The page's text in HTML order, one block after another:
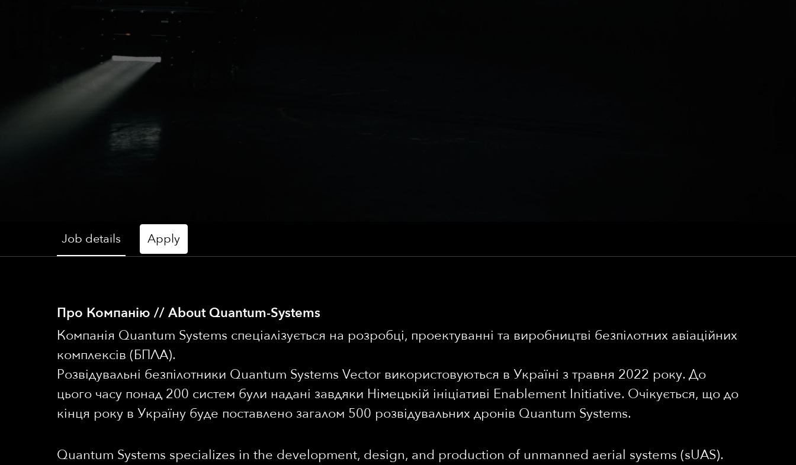
Job details Apply
Про Компанію // About Quantum-Systems
Компанія Quantum Systems спеціалізується на розробці, проектуванні та виробництві безпілотних авіаційних
комплексів (БПЛА).
Розвідувальні безпілотники Quantum Systems Vector використовуються в Україні з травня 2022 року. До
цього часу понад 200 систем були надані завдяки Німецькій ініціативі Enablement Initiative. Очікується, що до
кінця року в Україну буде поставлено загалом 500 розвідувальних дронів Quantum Systems.
Quantum Systems specializes in the development, design, and production of unmanned aerial systems (sUAS).